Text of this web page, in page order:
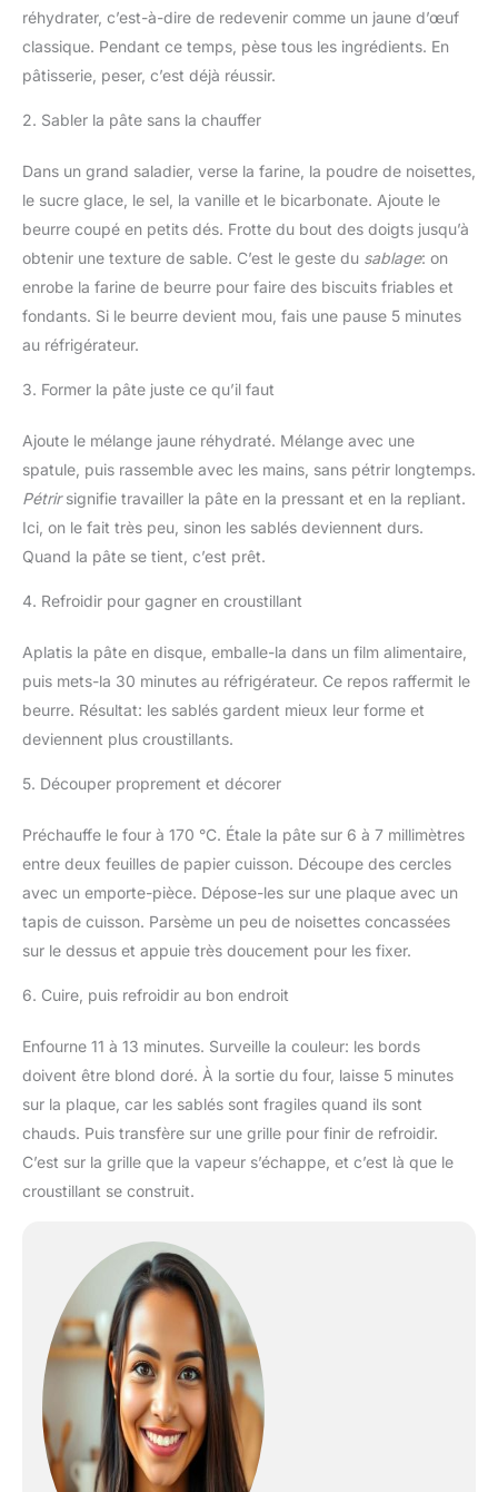
réhydrater, c’est-à-dire de redevenir comme un jaune d’œuf
classique. Pendant ce temps, pèse tous les ingrédients. En
pâtisserie, peser, c’est déjà réussir.
2. Sabler la pâte sans la chauffer
Dans un grand saladier, verse la farine, la poudre de noisettes,
le sucre glace, le sel, la vanille et le bicarbonate. Ajoute le
beurre coupé en petits dés. Frotte du bout des doigts jusqu’à
obtenir une texture de sable. C’est le geste du sablage: on
enrobe la farine de beurre pour faire des biscuits friables et
fondants. Si le beurre devient mou, fais une pause 5 minutes
au réfrigérateur.
3. Former la pâte juste ce qu’il faut
Ajoute le mélange jaune réhydraté. Mélange avec une
spatule, puis rassemble avec les mains, sans pétrir longtemps.
Pétrirsignifie travailler la pâte en la pressant et en la repliant.
Ici, on le fait très peu, sinon les sablés deviennent durs.
Quand la pâte se tient, c’est prêt.
4. Refroidir pour gagner en croustillant
Aplatis la pâte en disque, emballe-la dans un film alimentaire,
puis mets-la 30 minutes au réfrigérateur. Ce repos raffermit le
beurre. Résultat: les sablés gardent mieux leur forme et
deviennent plus croustillants.
5. Découper proprement et décorer
Préchauffe le four à 170 °C. Étale la pâte sur 6 à 7 millimètres
entre deux feuilles de papier cuisson. Découpe des cercles
avec un emporte-pièce. Dépose-les sur une plaque avec un
tapis de cuisson. Parsème un peu de noisettes concassées
sur le dessus et appuie très doucement pour les fixer.
6. Cuire, puis refroidir au bon endroit
Enfourne 11 à 13 minutes. Surveille la couleur: les bords
doivent être blond doré. À la sortie du four, laisse 5 minutes
sur la plaque, car les sablés sont fragiles quand ils sont
chauds. Puis transfère sur une grille pour finir de refroidir.
C’est sur la grille que la vapeur s’échappe, et c’est là que le
croustillant se construit.